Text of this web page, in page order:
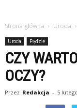
Strona główna Uroda
Uroda Pędzle
CZY
OCZY?
Przez Redakcja - 5